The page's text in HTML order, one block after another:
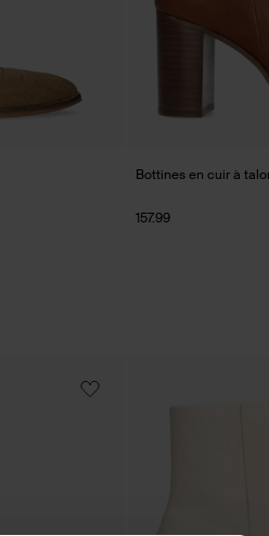
Bottines en cuir à
157.99